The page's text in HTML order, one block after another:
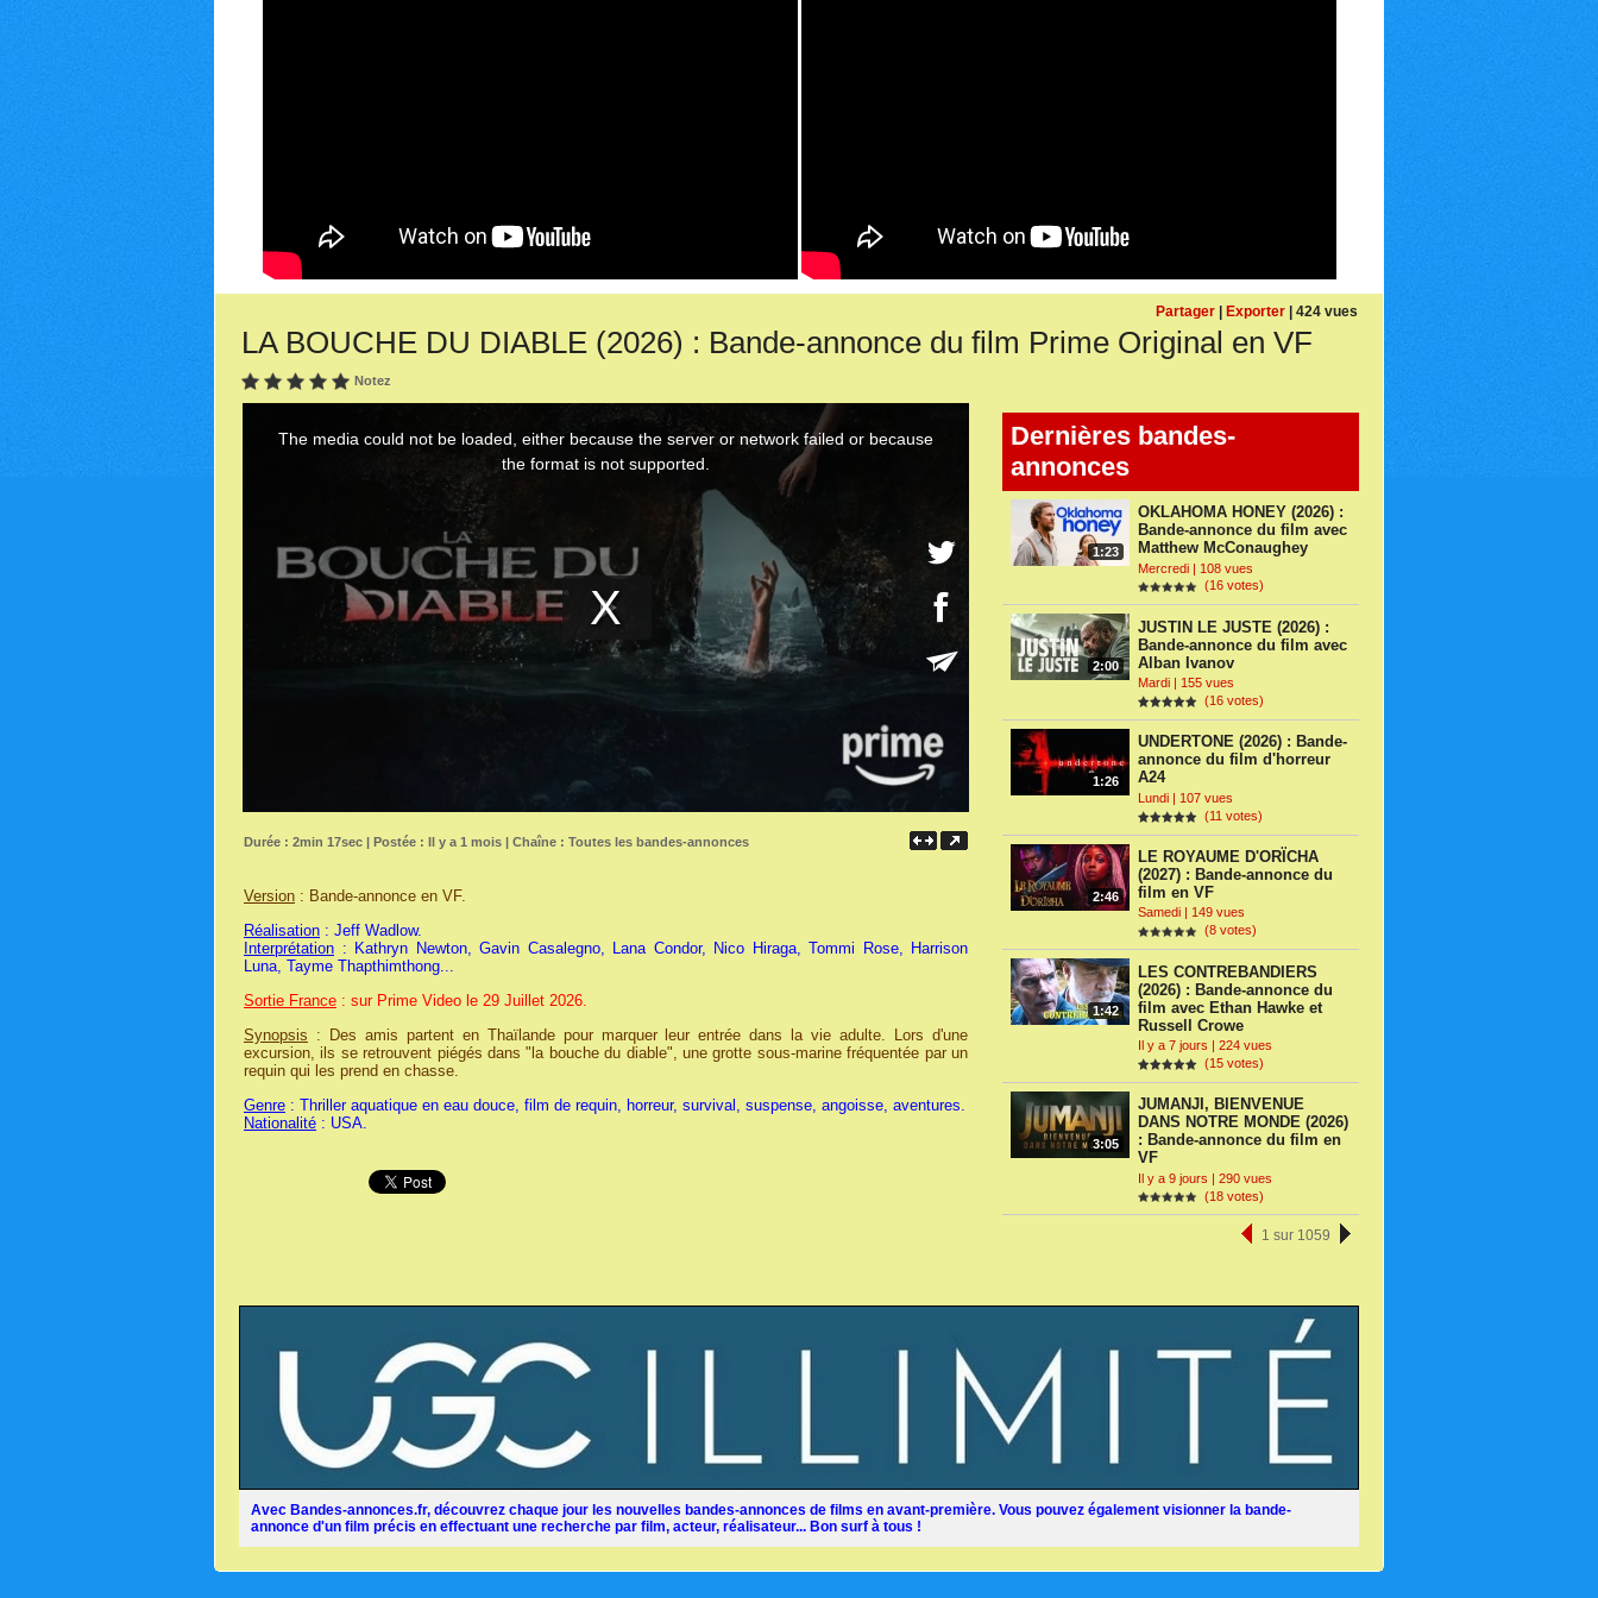
Partager | Exporter | 424 vues
LA BOUCHE DU DIABLE (2026) : Bande-annonce du film Prime Original en VF
Notez
Dernières bandes-
annonces
1:23
OKLAHOMA HONEY (2026) :
Bande-annonce du film avec
Matthew McConaughey
Mercredi | 108 vues
(16 votes)
2:00
JUSTIN LE JUSTE (2026) :
Bande-annonce du film avec
Alban Ivanov
Mardi | 155 vues
(16 votes)
1:26
UNDERTONE (2026) : Bande-
annonce du film d'horreur
A24
Lundi | 107 vues
(11 votes)
2:46
LE ROYAUME D'ORÏCHA
(2027) : Bande-annonce du
film en VF
Samedi | 149 vues
(8 votes)
1:42
LES CONTREBANDIERS
(2026) : Bande-annonce du
film avec Ethan Hawke et
Russell Crowe
Il y a 7 jours | 224 vues
(15 votes)
3:05
JUMANJI, BIENVENUE
DANS NOTRE MONDE (2026)
: Bande-annonce du film en
VF
Il y a 9 jours | 290 vues
(18 votes)
1 sur 1059
Durée : 2min 17sec | Postée : Il y a 1 mois | Chaîne : Toutes les bandes-annonces
Version : Bande-annonce en VF.
Réalisation : Jeff Wadlow.
Interprétation : Kathryn Newton, Gavin Casalegno, Lana Condor, Nico Hiraga, Tommi Rose, Harrison
Luna, Tayme Thapthimthong...
Sortie France : sur Prime Video le 29 Juillet 2026.
Synopsis : Des amis partent en Thaïlande pour marquer leur entrée dans la vie adulte. Lors d'une
excursion, ils se retrouvent piégés dans "la bouche du diable", une grotte sous-marine fréquentée par un
requin qui les prend en chasse.
Genre : Thriller aquatique en eau douce, film de requin, horreur, survival, suspense, angoisse, aventures.
Nationalité : USA.
Avec Bandes-annonces.fr, découvrez chaque jour les nouvelles bandes-annonces de films en avant-première. Vous pouvez également visionner la bande-
annonce d'un film précis en effectuant une recherche par film, acteur, réalisateur... Bon surf à tous !